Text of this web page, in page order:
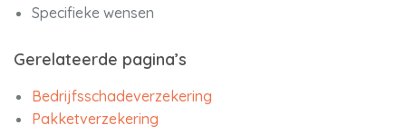
Specifieke wensen
Gerelateerde pagina’s
Bedrijfsschadeverzekering
Pakketverzekering